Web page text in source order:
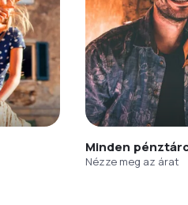
Minden
Nézze meg az árat